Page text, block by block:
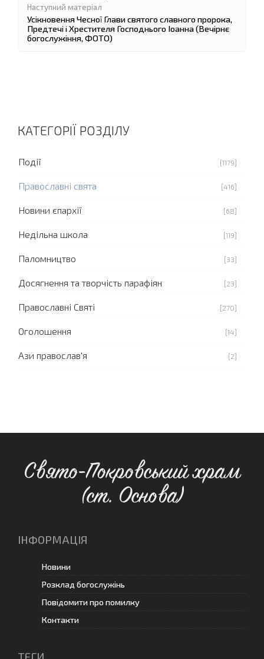
Усікновення Чесної Глави святого славного пророка,
Предтечі і Хрестителя Господнього Іоанна (Вечірнє
богослужіння, ФОТО)
КАТЕГОРІЇ РОЗДІЛУ
Події [1179]
Православні свята [416]
Новини єпархії [68]
Недільна школа [119]
Паломництво [33]
Досягнення та творчість парафіян [23]
Православні Святі [270]
Оголошення [14]
Ази православ'я [2]
Свято-Покровський храм
(ст. Основа)
ІНФОРМАЦІЯ
Новини
Розклад богослужінь
Повідомити про помилку
Контакти
ТЕГИ